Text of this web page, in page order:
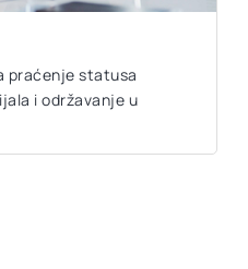
praćenje statusa
i održavanje u